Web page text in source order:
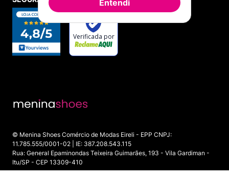
© Menina Shoes Comércio de Modas Eireli - EPP CNPJ:
11.785.555/0001-02 | IE: 387.208.543.115
Rua: General Epaminondas Teixeira Guimarães, 193 - Vila Gardiman -
Itu/SP - CEP 13309-410
Entendi